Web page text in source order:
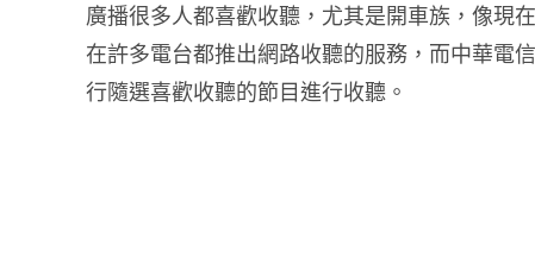
廣播很多人都喜歡收聽，尤其是開車族，像現
在許多電台都推出網路收聽的服務，而中華電
行隨選喜歡收聽的節目進行收聽。